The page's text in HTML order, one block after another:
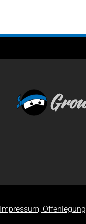
Impressum, Offenlegung